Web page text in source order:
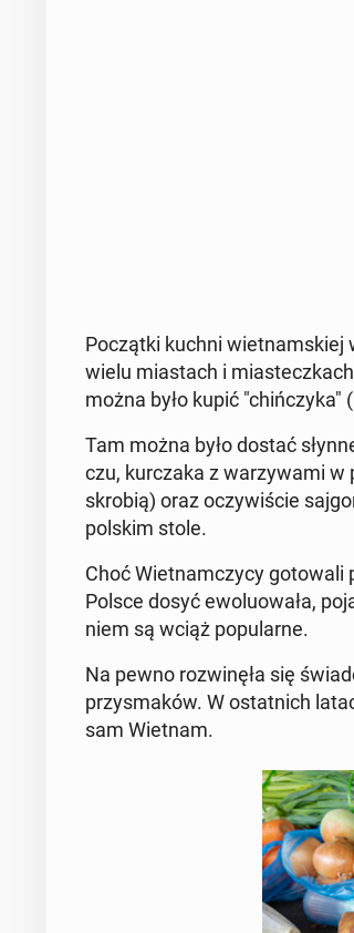
Po­cząt­ki kuchni wiet­nam­skiej
wielu mia­stach i
można było kupić
Tam można było dostać
czu, kur­cza­ka z wa­rzy­wa­mi w
skrobią) oraz oczy­wi­ście
polskim stole.
Choć Wiet­nam­czy­cy go­to­wa­li
Polsce dosyć ewo­lu­owa­ła,
niem są wciąż po­pu­lar­ne.
Na pewno roz­wi­nę­ła się
przy­sma­ków. W ostat­nich
sam Wietnam.